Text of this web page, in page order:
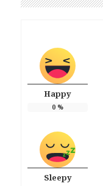
Happy
0 %
Sleepy